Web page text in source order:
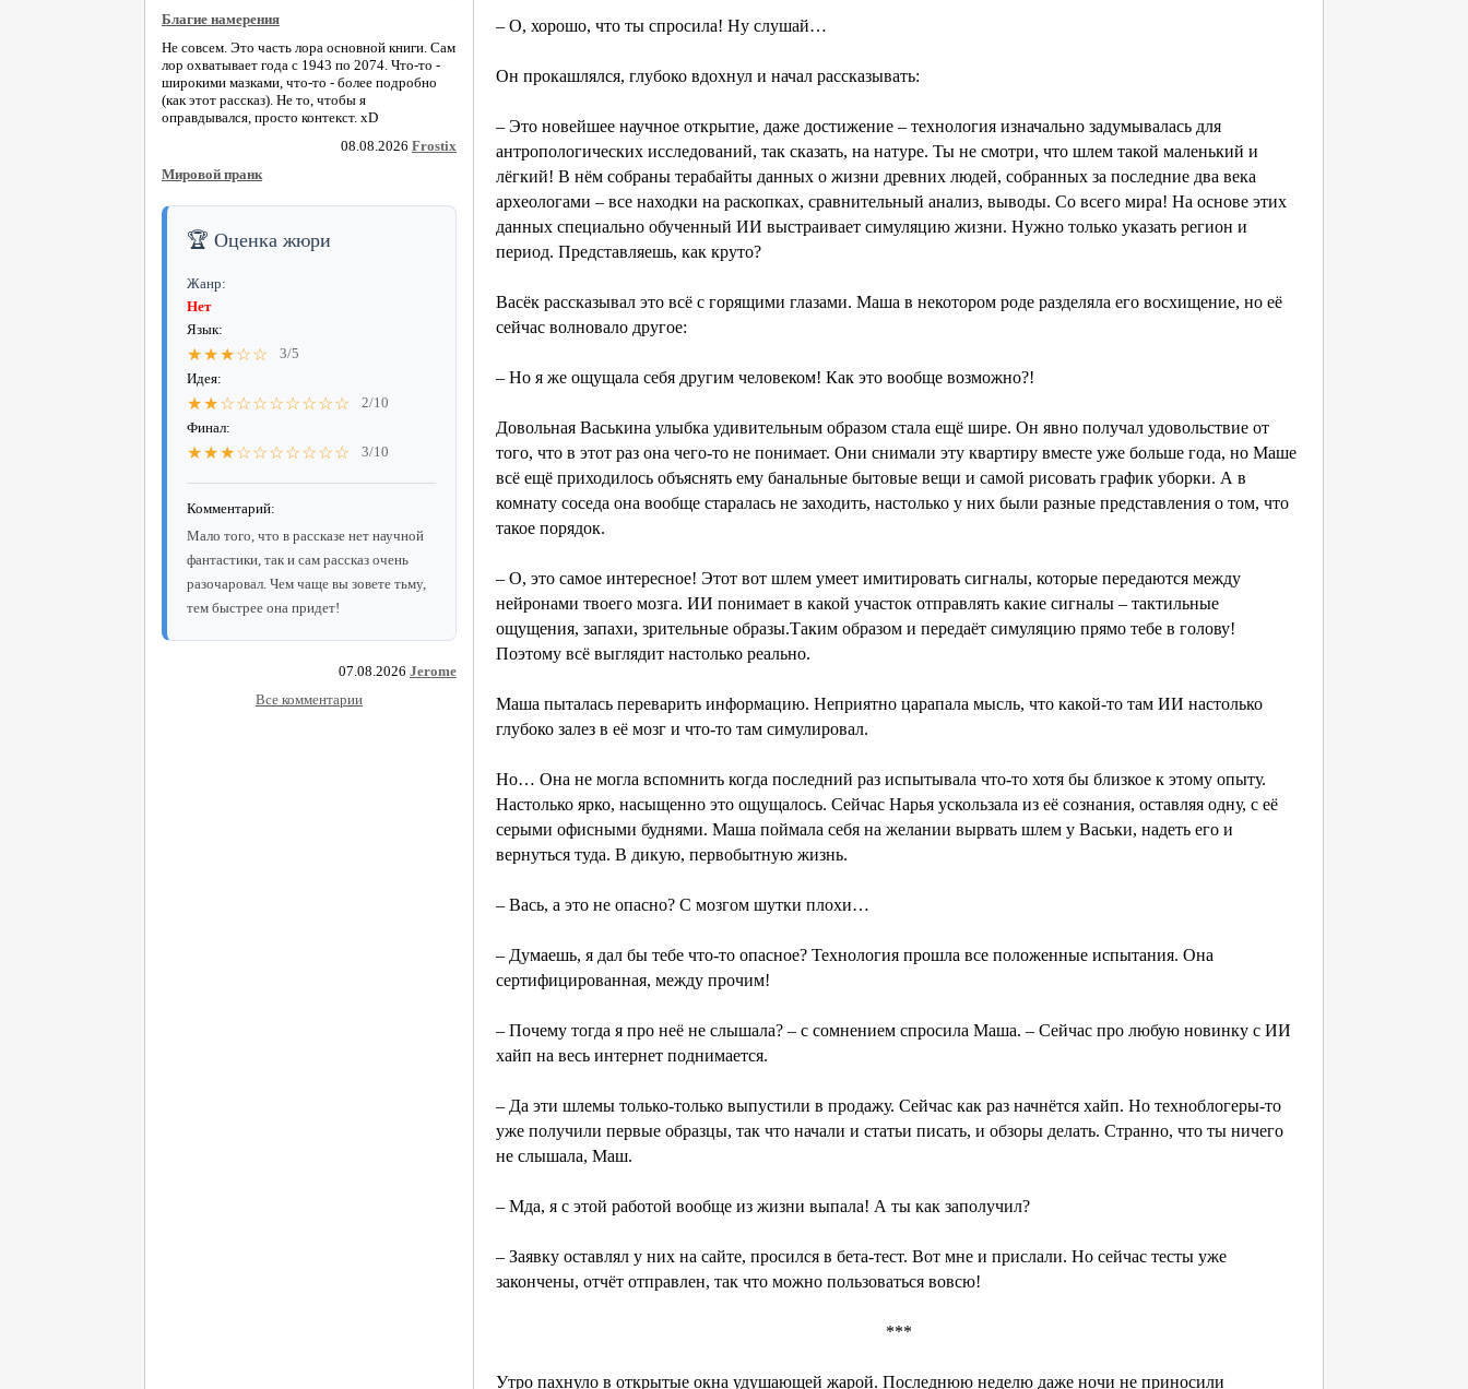
Благие намерения
Не совсем. Это часть лора основной книги. Сам
лор охватывает года с 1943 по 2074. Что-то -
широкими мазками, что-то - более подробно
(как этот рассказ). Не то, чтобы я
оправдывался, просто контекст. xD
08.08.2026 Frostix
Мировой пранк
🏆 Оценка жюри
Жанр:
Нет
Язык:
★★★☆☆
3/5
Идея:
★★☆☆☆☆☆☆☆☆
2/10
Финал:
★★★☆☆☆☆☆☆☆ 3/10
Комментарий:
Мало того, что в рассказе нет научной
фантастики, так и сам рассказ очень
разочаровал. Чем чаще вы зовете тьму,
тем быстрее она придет!
07.08.2026 Jerome
Все комментарии
– О, хорошо, что ты спросила! Ну слушай…
Он прокашлялся, глубоко вдохнул и начал рассказывать:
– Это новейшее научное открытие, даже достижение – технология изначально задумывалась для
антропологических исследований, так сказать, на натуре. Ты не смотри, что шлем такой маленький и
лёгкий! В нём собраны терабайты данных о жизни древних людей, собранных за последние два века
археологами – все находки на раскопках, сравнительный анализ, выводы. Со всего мира! На основе этих
данных специально обученный ИИ выстраивает симуляцию жизни. Нужно только указать регион и
период. Представляешь, как круто?
Васёк рассказывал это всё с горящими глазами. Маша в некотором роде разделяла его восхищение, но её
сейчас волновало другое:
– Но я же ощущала себя другим человеком! Как это вообще возможно?!
Довольная Васькина улыбка удивительным образом стала ещё шире. Он явно получал удовольствие от
того, что в этот раз она чего-то не понимает. Они снимали эту квартиру вместе уже больше года, но Маше
всё ещё приходилось объяснять ему банальные бытовые вещи и самой рисовать график уборки. А в
комнату соседа она вообще старалась не заходить, настолько у них были разные представления о том, что
такое порядок.
– О, это самое интересное! Этот вот шлем умеет имитировать сигналы, которые передаются между
нейронами твоего мозга. ИИ понимает в какой участок отправлять какие сигналы – тактильные
ощущения, запахи, зрительные образы.Таким образом и передаёт симуляцию прямо тебе в голову!
Поэтому всё выглядит настолько реально.
Маша пыталась переварить информацию. Неприятно царапала мысль, что какой-то там ИИ настолько
глубоко залез в её мозг и что-то там симулировал.
Но… Она не могла вспомнить когда последний раз испытывала что-то хотя бы близкое к этому опыту.
Настолько ярко, насыщенно это ощущалось. Сейчас Нарья ускользала из её сознания, оставляя одну, с её
серыми офисными буднями. Маша поймала себя на желании вырвать шлем у Васьки, надеть его и
вернуться туда. В дикую, первобытную жизнь.
– Вась, а это не опасно? С мозгом шутки плохи…
– Думаешь, я дал бы тебе что-то опасное? Технология прошла все положенные испытания. Она
сертифицированная, между прочим!
– Почему тогда я про неё не слышала? – с сомнением спросила Маша. – Сейчас про любую новинку с ИИ
хайп на весь интернет поднимается.
– Да эти шлемы только-только выпустили в продажу. Сейчас как раз начнётся хайп. Но техноблогеры-то
уже получили первые образцы, так что начали и статьи писать, и обзоры делать. Странно, что ты ничего
не слышала, Маш.
– Мда, я с этой работой вообще из жизни выпала! А ты как заполучил?
– Заявку оставлял у них на сайте, просился в бета-тест. Вот мне и прислали. Но сейчас тесты уже
закончены, отчёт отправлен, так что можно пользоваться вовсю!
***
Утро пахнуло в открытые окна удушающей жарой. Последнюю неделю даже ночи не приносили